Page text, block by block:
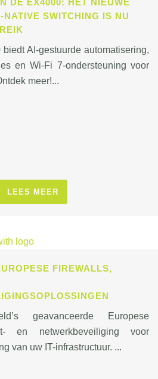
DE EX4000: HET NIEUWE
SWITCHING IS NU
AI-gestuurde automatisering,
en Wi-Fi 7-ondersteuning voor
meer!...
LEES MEER
FIREWALLS,
geavanceerde Europese
en netwerkbeveiliging voor
van uw IT-infrastructuur. ...